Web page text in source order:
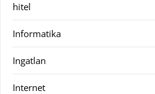
hitel
Informatika
Ingatlan
Internet